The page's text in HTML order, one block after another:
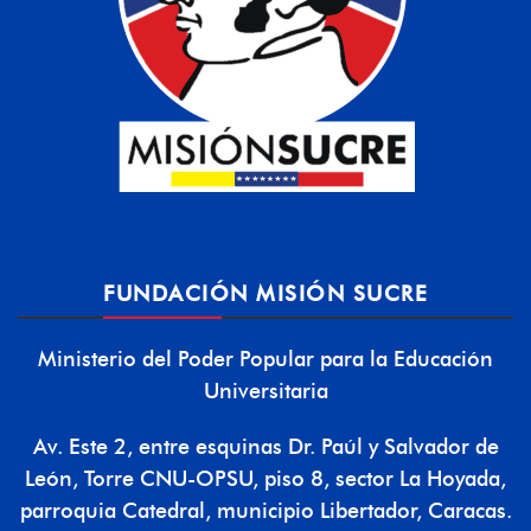
FUNDACIÓN MISIÓN SUCRE
Ministerio del Poder Popular para la Educación
Universitaria
Av. Este 2, entre esquinas Dr. Paúl y Salvador de
León, Torre CNU-OPSU, piso 8, sector La Hoyada,
parroquia Catedral, municipio Libertador, Caracas.